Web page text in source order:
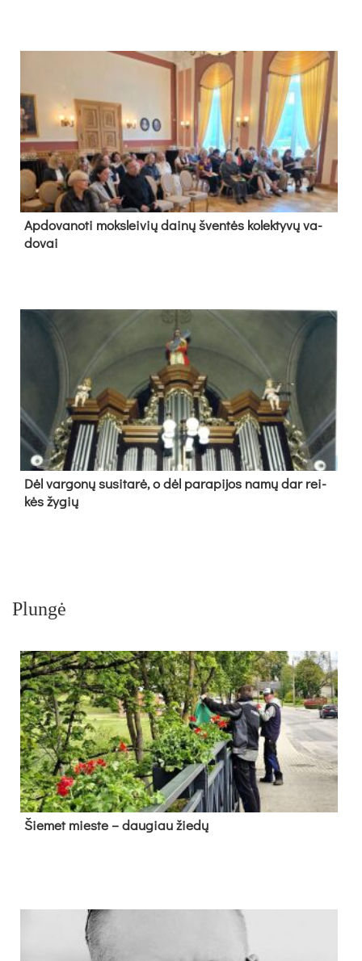
Ap­do­va­no­ti moks­lei­vių dai­nų šven­tės ko­lek­ty­vų va­
do­vai
Dėl var­go­nų su­si­ta­rė, o dėl pa­ra­pi­jos na­mų dar rei­
kės žy­gių
Plungė
Šie­met mies­te – dau­giau žie­dų